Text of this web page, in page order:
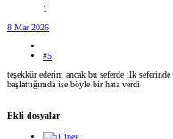
1
8 Mar 2026
#5
teşekkür ederim ancak bu seferde ilk
başlattığımda ise böyle bir hata verdi
Ekli dosyalar